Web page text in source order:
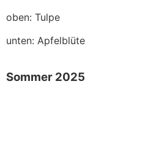
oben: Tulpe
unten: Apfelblüte
Sommer 2025